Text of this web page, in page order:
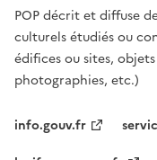
POP décrit et diffuse
culturels étudiés ou
édifices ou sites,
photographies, etc.)
info.gouv.fr